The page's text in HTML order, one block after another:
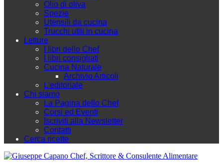
Olio di oliva
Spezie
Utensili da cucina
Trucchi utili in cucina
Letture
I libri dello Chef
I libri consigliati
Cucina Naturale
Archivio Articoli
L'editoriale
Chi siamo
La Pagina dello Chef
Corsi ed Eventi
Iscriviti alla Newsletter
Contatti
Cerca ricette